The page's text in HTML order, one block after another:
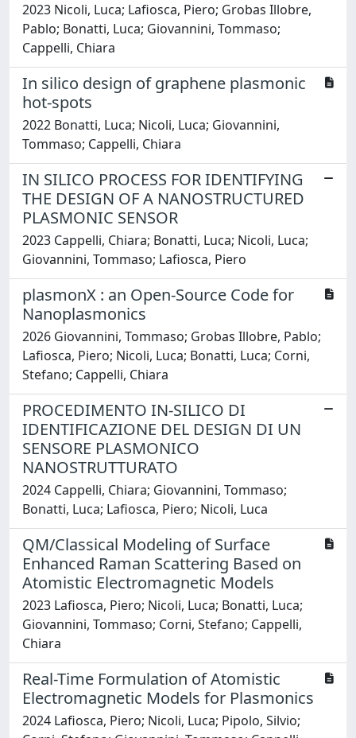
2023 Nicoli, Luca; Lafiosca, Piero; Grobas Illobre,
Pablo; Bonatti, Luca; Giovannini, Tommaso;
Cappelli, Chiara
In silico design of graphene plasmonic
hot-spots
2022 Bonatti, Luca; Nicoli, Luca; Giovannini,
Tommaso; Cappelli, Chiara
IN SILICO PROCESS FOR IDENTIFYING
THE DESIGN OF A NANOSTRUCTURED
PLASMONIC SENSOR
2023 Cappelli, Chiara; Bonatti, Luca; Nicoli, Luca;
Giovannini, Tommaso; Lafiosca, Piero
plasmonX : an Open-Source Code for
Nanoplasmonics
2026 Giovannini, Tommaso; Grobas Illobre, Pablo;
Lafiosca, Piero; Nicoli, Luca; Bonatti, Luca; Corni,
Stefano; Cappelli, Chiara
PROCEDIMENTO IN-SILICO DI
IDENTIFICAZIONE DEL DESIGN DI UN
SENSORE PLASMONICO
NANOSTRUTTURATO
2024 Cappelli, Chiara; Giovannini, Tommaso;
Bonatti, Luca; Lafiosca, Piero; Nicoli, Luca
QM/Classical Modeling of Surface
Enhanced Raman Scattering Based on
Atomistic Electromagnetic Models
2023 Lafiosca, Piero; Nicoli, Luca; Bonatti, Luca;
Giovannini, Tommaso; Corni, Stefano; Cappelli,
Chiara
Real-Time Formulation of Atomistic
Electromagnetic Models for Plasmonics
2024 Lafiosca, Piero; Nicoli, Luca; Pipolo, Silvio;